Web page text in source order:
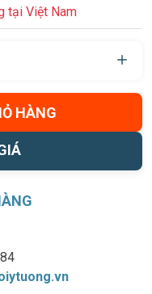
tại Việt Nam
HÀNG